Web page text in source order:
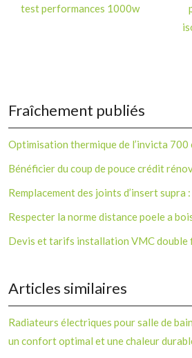
test performances 1000w
Fraîchement publiés
Optimisation thermique de l’invicta 700
Bénéficier du coup de pouce crédit
Remplacement des joints d’insert supra
Respecter la norme distance poele a
Devis et tarifs installation VMC double
Articles similaires
Radiateurs électriques pour salle de
un confort optimal et une chaleur